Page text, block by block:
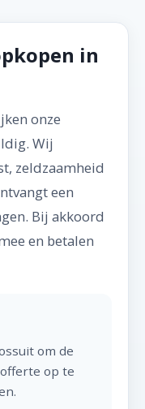
in
onze
Wij
zeldzaamheid
een
Bij akkoord
en betalen
om de
op te